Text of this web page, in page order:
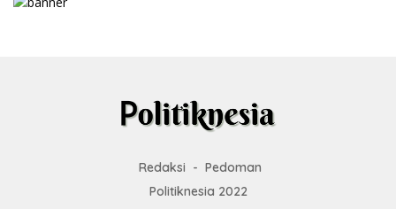
Redaksi
Pedoman
Politiknesia 2022